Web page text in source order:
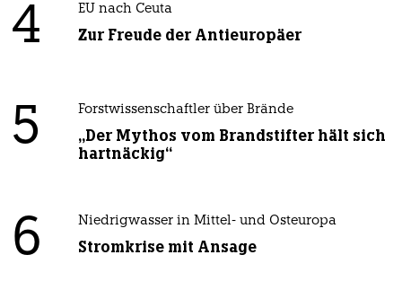
4 EU nach Ceuta
Zur Freude der Antieuropäer
5 Forstwissenschaftler über Brände
„Der Mythos vom Brandstifter hält sich
hartnäckig“
6 Niedrigwasser in Mittel- und Osteuropa
Stromkrise mit Ansage